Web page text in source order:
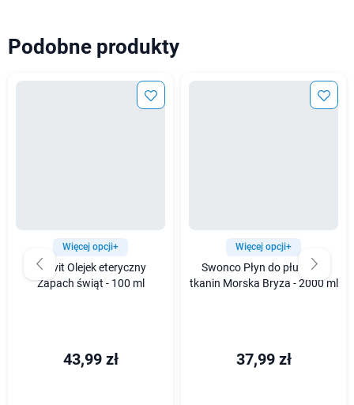
Podobne produkty
Więcej opcji+
Bilovit Olejek eteryczny
Zapach świąt - 100 ml
43,99 zł
Więcej opcji+
Swonco Płyn do płukania
tkanin Morska Bryza - 2000 ml
37,99 zł